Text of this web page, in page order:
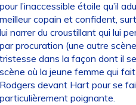
l’inaccessible étoile qu’il
copain et confident,
narrer du croustillant qui lui
procuration (une autre
dans la façon dont il
où la jeune femme qui
devant Hart pour se
poignante.